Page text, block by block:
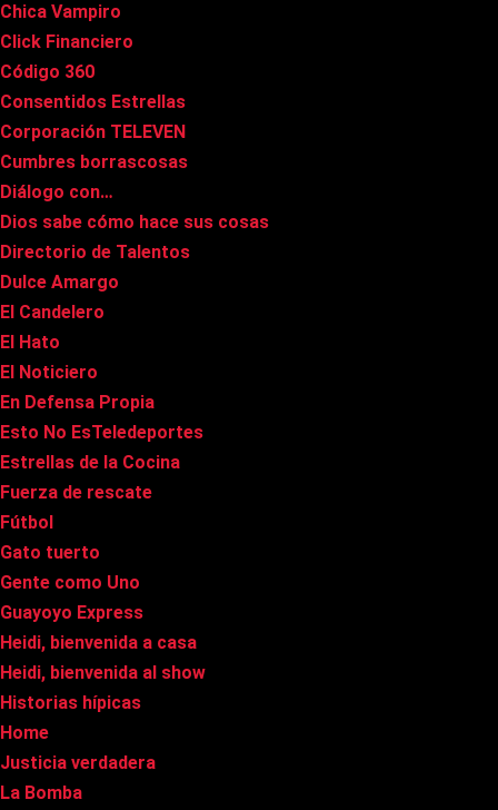
Chica Vampiro
Click Financiero
Código 360
Consentidos Estrellas
Corporación TELEVEN
Cumbres borrascosas
Diálogo con…
Dios sabe cómo hace sus cosas
Directorio de Talentos
Dulce Amargo
El Candelero
El Hato
El Noticiero
En Defensa Propia
Esto No EsTeledeportes
Estrellas de la Cocina
Fuerza de rescate
Fútbol
Gato tuerto
Gente como Uno
Guayoyo Express
Heidi, bienvenida a casa
Heidi, bienvenida al show
Historias hípicas
Home
Justicia verdadera
La Bomba